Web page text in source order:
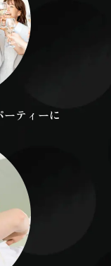
ティーに